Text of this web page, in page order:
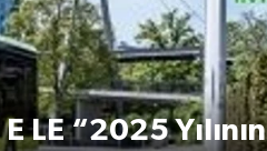
LE “2025 Yılının